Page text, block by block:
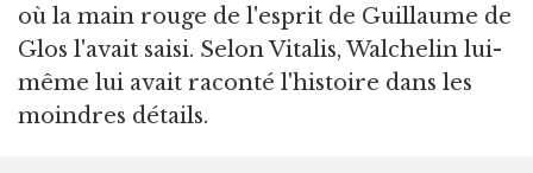
où la main rouge de l'esprit de Guillaume de
Glos l'avait saisi. Selon Vitalis, Walchelin lui-
même lui avait raconté l'histoire dans les
moindres détails.